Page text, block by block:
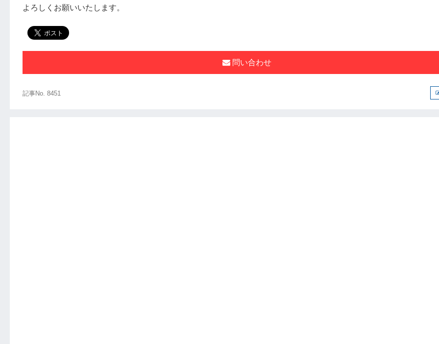
よろしくお願いいたします。
問い合わせ
記事No. 8451